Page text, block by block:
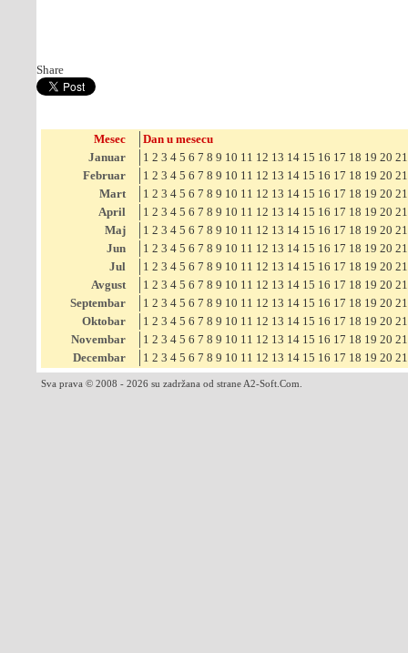
Share
Mesec
Dan u mesecu
Januar
1 2 3 4 5 6 7 8 9 10 11 12 13 14 15 16 17 18 19 20 21
Februar
1 2 3 4 5 6 7 8 9 10 11 12 13 14 15 16 17 18 19 20 21
Mart
1 2 3 4 5 6 7 8 9 10 11 12 13 14 15 16 17 18 19 20 21
April
1 2 3 4 5 6 7 8 9 10 11 12 13 14 15 16 17 18 19 20 21
Maj
1 2 3 4 5 6 7 8 9 10 11 12 13 14 15 16 17 18 19 20 21
Jun
1 2 3 4 5 6 7 8 9 10 11 12 13 14 15 16 17 18 19 20 21
Jul
1 2 3 4 5 6 7 8 9 10 11 12 13 14 15 16 17 18 19 20 21
Avgust
1 2 3 4 5 6 7 8 9 10 11 12 13 14 15 16 17 18 19 20 21
Septembar
1 2 3 4 5 6 7 8 9 10 11 12 13 14 15 16 17 18 19 20 21
Oktobar
1 2 3 4 5 6 7 8 9 10 11 12 13 14 15 16 17 18 19 20 21
Novembar
1 2 3 4 5 6 7 8 9 10 11 12 13 14 15 16 17 18 19 20 21
Decembar
1 2 3 4 5 6 7 8 9 10 11 12 13 14 15 16 17 18 19 20 21
Sva prava © 2008 - 2026 su zadržana od strane A2-Soft.Com.